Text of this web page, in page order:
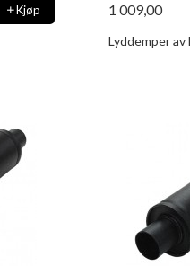
Kjøp 1 009,00
Lyddemper